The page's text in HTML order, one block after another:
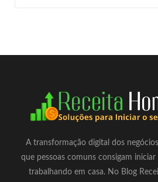
A transformação digital dos
que pessoas comuns consigam
trabalhando em casa. No Blog